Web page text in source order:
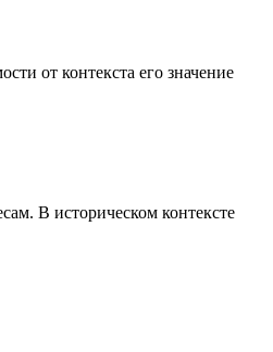
от контекста его значение
В историческом контексте